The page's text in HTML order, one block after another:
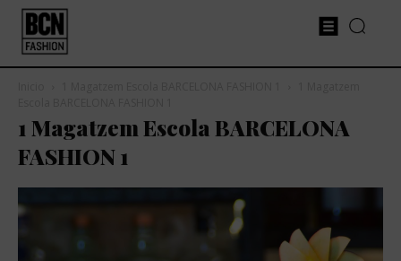
1 Magatzem Escola BARCELONA
FASHION 1